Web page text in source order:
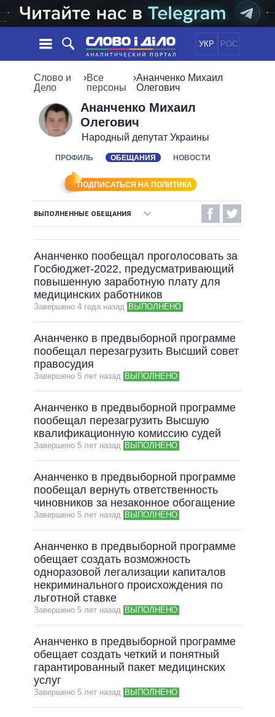
УКР РОС
НОВОСТИ
ЛЕНТА
СОБЫТИЯ
МНЕНИЯ
ОБЗОРЫ
ДАЙДЖЕСТЫ
ПОЛИТИКА
ОБЩЕСТВО
МИР
ОБЕЩАНИЯ
ПОЛИТИКИ
ВСЕ ПОЛИТИКИ
ПРЕЗИДЕНТ И ОФИС
ВЕРХОВНАЯ РАДА
КАБИНЕТ МИНИСТРОВ
ВСЕ ПЕРСОНЫ
ИНФОГРАФИКА
ВИДЕО
ПОДДЕРЖАТЬ
СРАВНЕНИЕ ПОЛИТИКОВ
Слово и
Дело
›Все
персоны
›Ананченко Михаил
Олегович
Ананченко Михаил
Олегович
Народный депутат Украины
ПРОФИЛЬ ОБЕЩАНИЯ НОВОСТИ
ПОДПИСАТЬСЯ НА ПОЛИТИКА
ВЫПОЛНЕННЫЕ ОБЕЩАНИЯ
НЕВЫПОЛНЕННЫЕ ОБЕЩАНИЯ
ОБЕЩАНИЯ В ПРОЦЕССЕ
ВСЕ ОБЕЩАНИЯ
АРХИВНЫЕ ОБЕЩАНИЯ
Ананченко пообещал проголосовать за
Госбюджет-2022, предусматривающий
повышенную заработную плату для
медицинских работников
Завершено 4 года назад ВЫПОЛНЕНО
Ананченко в предвыборной программе
пообещал перезагрузить Высший совет
правосудия
Завершено 5 лет назад ВЫПОЛНЕНО
Ананченко в предвыборной программе
пообещал перезагрузить Высшую
квалификационную комиссию судей
Завершено 5 лет назад ВЫПОЛНЕНО
Ананченко в предвыборной программе
пообещал вернуть ответственность
чиновников за незаконное обогащение
Завершено 5 лет назад ВЫПОЛНЕНО
Ананченко в предвыборной программе
обещает создать возможность
одноразовой легализации капиталов
некриминального происхождения по
льготной ставке
Завершено 5 лет назад ВЫПОЛНЕНО
Ананченко в предвыборной программе
обещает создать четкий и понятный
гарантированный пакет медицинских
услуг
Завершено 5 лет назад ВЫПОЛНЕНО